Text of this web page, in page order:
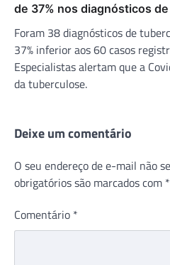
de 37% nos diagnósticos
Foram 38 diagnósticos de
37% inferior aos 60 casos
Especialistas alertam que a
da tuberculose.
Deixe um comentário
O seu endereço de e-mail não
obrigatórios são marcados com *
Comentário *